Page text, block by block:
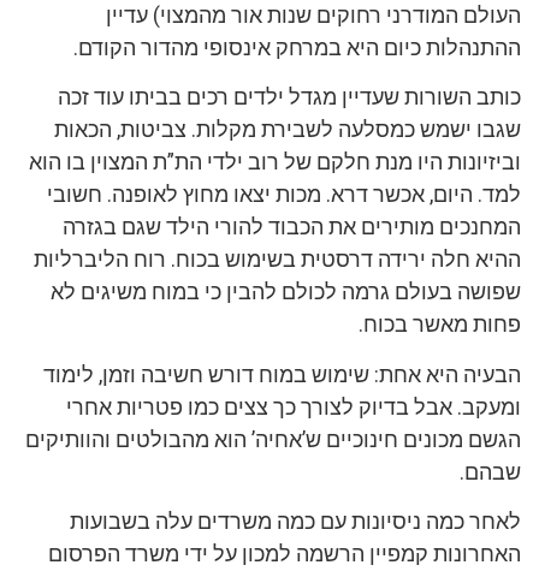
העולם המודרני רחוקים שנות אור מהמצוי) עדיין
ההתנהלות כיום היא במרחק אינסופי מהדור הקודם.
כותב השורות שעדיין מגדל ילדים רכים בביתו עוד זכה
שגבו ישמש כמסלעה לשבירת מקלות. צביטות, הכאות
וביזיונות היו מנת חלקם של רוב ילדי הת”ת המצוין בו הוא
למד. היום, אכשר דרא. מכות יצאו מחוץ לאופנה. חשובי
המחנכים מותירים את הכבוד להורי הילד שגם בגזרה
ההיא חלה ירידה דרסטית בשימוש בכוח. רוח הליברליות
שפושה בעולם גרמה לכולם להבין כי במוח משיגים לא
פחות מאשר בכוח.
הבעיה היא אחת: שימוש במוח דורש חשיבה וזמן, לימוד
ומעקב. אבל בדיוק לצורך כך צצים כמו פטריות אחרי
הגשם מכונים חינוכיים ש’אחיה’ הוא מהבולטים והוותיקים
שבהם.
לאחר כמה ניסיונות עם כמה משרדים עלה בשבועות
האחרונות קמפיין הרשמה למכון על ידי משרד הפרסום